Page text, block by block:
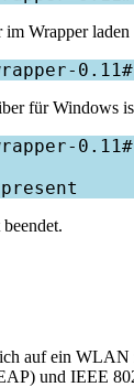
Wrapper laden
für Windows
auf ein
und IEEE